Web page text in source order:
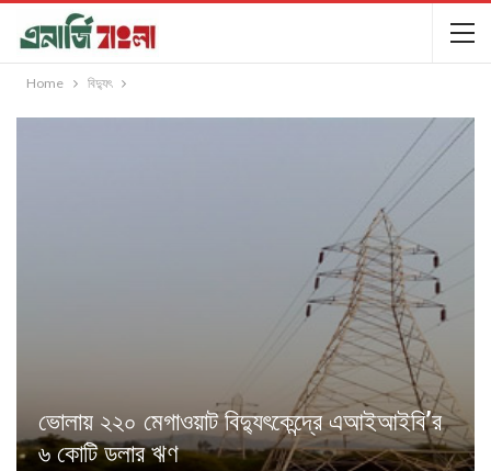
Home বিদ্যুৎ
ভোলায় ২২০ মেগাওয়াট বিদ্যুৎকেন্দ্রে এআইআইবি’র
৬ কোটি ডলার ঋণ